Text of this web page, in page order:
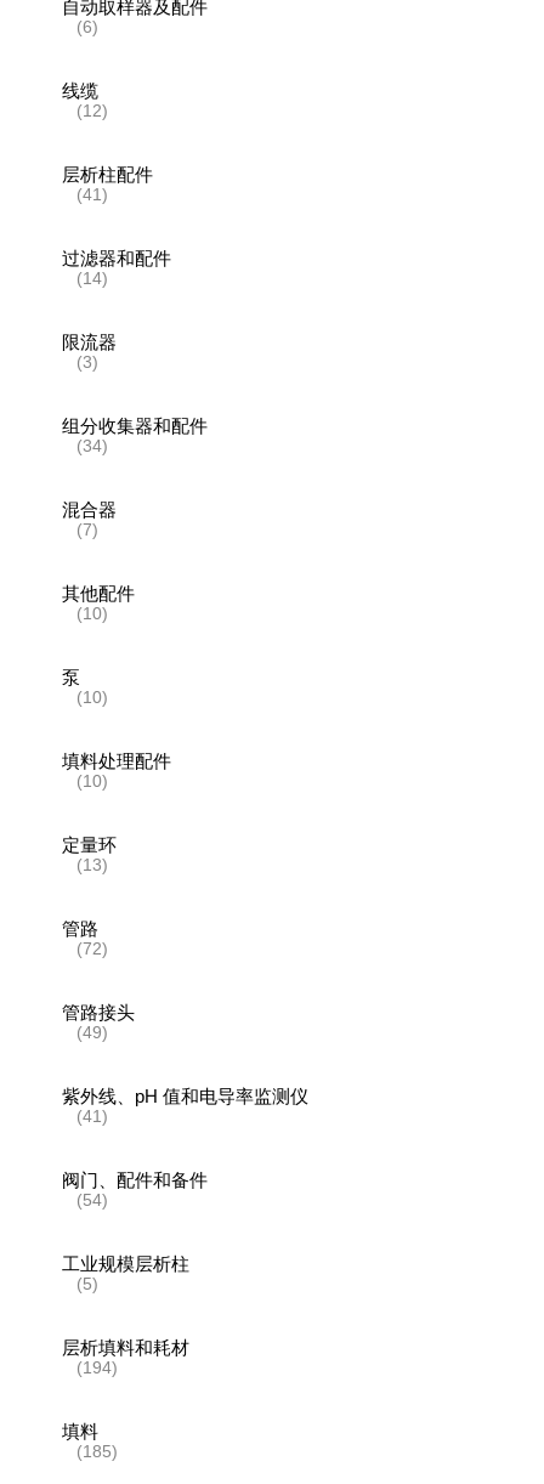
自动取样器及配件
(6)
线缆
(12)
层析柱配件
(41)
过滤器和配件
(14)
限流器
(3)
组分收集器和配件
(34)
混合器
(7)
其他配件
(10)
泵
(10)
填料处理配件
(10)
定量环
(13)
管路
(72)
管路接头
(49)
紫外线、pH 值和电导率监测仪
(41)
阀门、配件和备件
(54)
工业规模层析柱
(5)
层析填料和耗材
(194)
填料
(185)